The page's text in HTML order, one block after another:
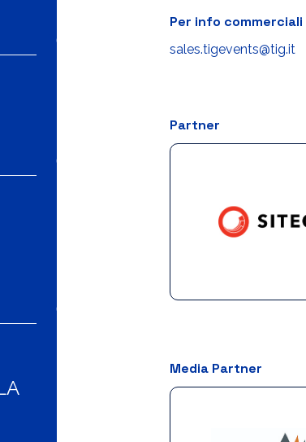
Per info commerciali
sales.tigevents@tig.it
Partner
Media Partner